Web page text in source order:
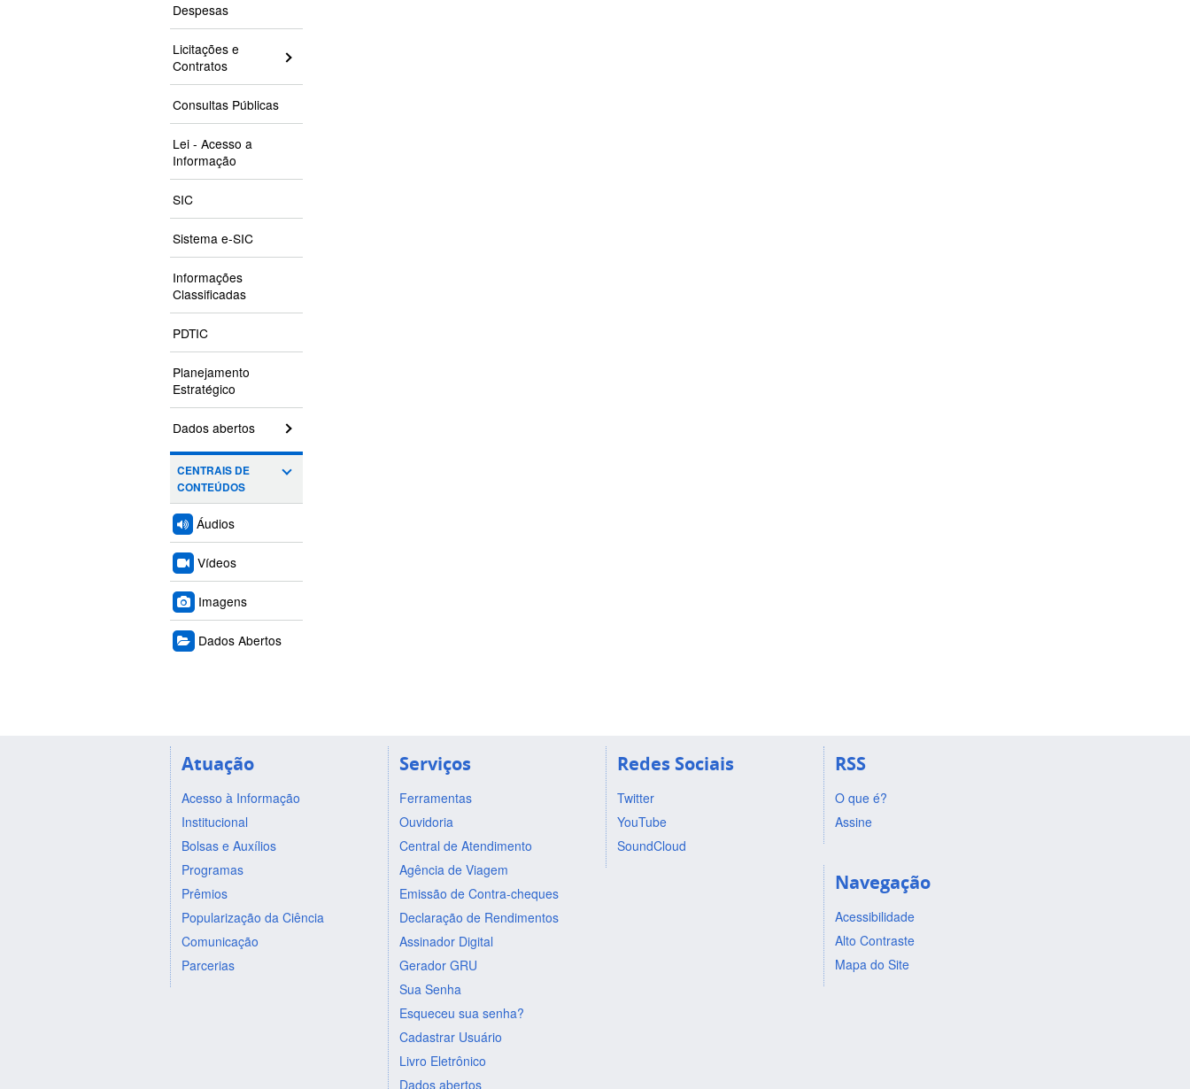
Despesas
Licitações e
Contratos
Consultas Públicas
Lei - Acesso a
Informação
SIC
Sistema e-SIC
Informações
Classificadas
PDTIC
Planejamento
Estratégico
Dados abertos
CENTRAIS DE
CONTEÚDOS
Áudios
Vídeos
Imagens
Dados Abertos
Atuação
Acesso à Informação
Institucional
Bolsas e Auxílios
Programas
Prêmios
Popularização da Ciência
Comunicação
Parcerias
Serviços
Ferramentas
Ouvidoria
Central de Atendimento
Agência de Viagem
Emissão de Contra-cheques
Declaração de Rendimentos
Assinador Digital
Gerador GRU
Sua Senha
Esqueceu sua senha?
Cadastrar Usuário
Livro Eletrônico
Dados abertos
Redes Sociais
Twitter
YouTube
SoundCloud
RSS
O que é?
Assine
Navegação
Acessibilidade
Alto Contraste
Mapa do Site